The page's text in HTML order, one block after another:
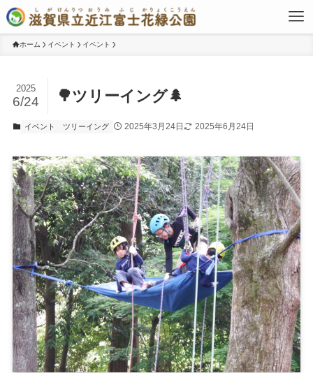
ホーム イベント イベント
🌳ツリーイング🌲
2025
6/24
イベント ツリーイング 2025年3月24日 2025年6月24日